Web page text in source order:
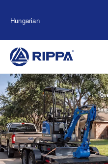
Hungarian